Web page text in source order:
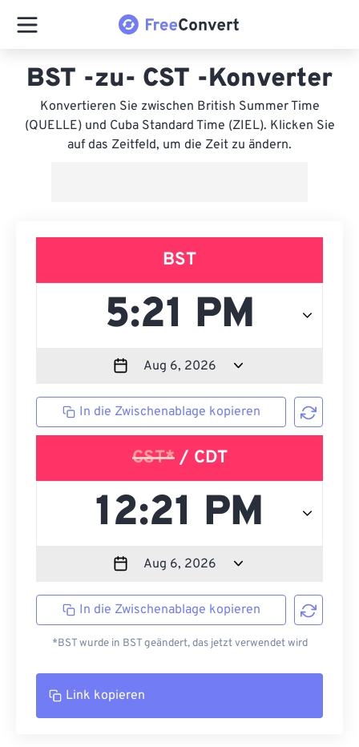
BST -zu- CST -Konverter
Konvertieren Sie zwischen British Summer Time
(QUELLE) und Cuba Standard Time (ZIEL). Klicken Sie
auf das Zeitfeld, um die Zeit zu ändern.
BST
In die Zwischenablage kopieren
CST*/ CDT
In die Zwischenablage kopieren
*BST wurde in BST geändert, das jetzt verwendet wird
Link kopieren